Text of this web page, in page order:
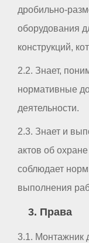
дробильно-
оборудования
конструкций,
2.2. Знает,
нормативные
деятельности.
2.3. Знает и
актов об
соблюдает
выполнения
3. Права
3.1. Монтажник